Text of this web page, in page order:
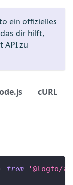
ein offizielles
dir hilft,
API zu
cURL
from '@logto/